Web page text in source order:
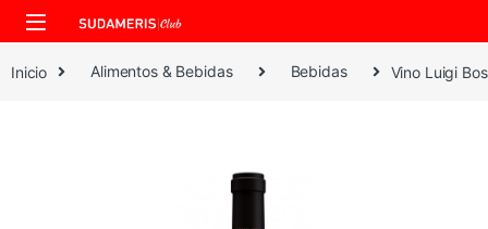
Skip to navigation
Skip to content
Inicio Alimentos & Bebidas Bebidas Vino Luigi